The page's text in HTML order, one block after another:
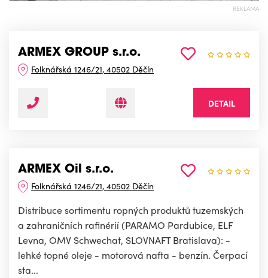
REKLAMA
ARMEX GROUP s.r.o.
Folknářská 1246/21, 40502 Děčín
DETAIL
ARMEX Oil s.r.o.
Folknářská 1246/21, 40502 Děčín
Distribuce sortimentu ropných produktů tuzemských
a zahraničních rafinérií (PARAMO Pardubice, ELF
Levna, OMV Schwechat, SLOVNAFT Bratislava): -
lehké topné oleje - motorová nafta - benzín. Čerpací
sta...